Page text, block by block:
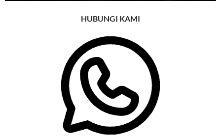
HUBUNGI KAMI